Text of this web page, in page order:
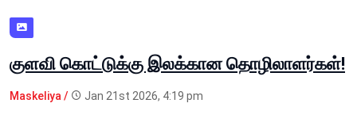
குளவி கொட்டுக்கு இலக்கான தொழிலாளர்கள்!
Maskeliya / Jan 21st 2026, 4:19 pm